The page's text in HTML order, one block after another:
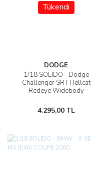
Tükendi
DODGE
1/18 SOLIDO - Dodge
Challenger SRT Hellcat
Redeye Widebody
4.295,00 TL